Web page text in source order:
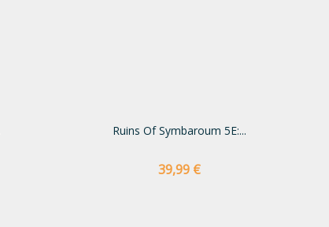
Ruins Of Symbaroum 5E:...
Preço
39,99 €